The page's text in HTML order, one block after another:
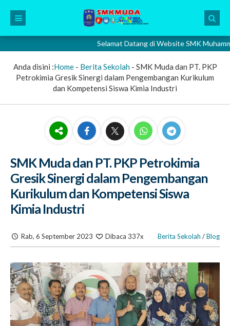
Selamat Datang di Website SMK
Anda disini :Home- Berita Sekolah- SMK Muda dan PT. PKP
Petrokimia Gresik Sinergi dalam Pengembangan Kurikulum
dan Kompetensi Siswa Kimia Industri
SMK Muda dan PT. PKP Petrokimia
Gresik Sinergi dalam Pengembangan
Kurikulum dan Kompetensi Siswa
Kimia Industri
Rab, 6 September 2023 Dibaca 337x Berita Sekolah /Blog